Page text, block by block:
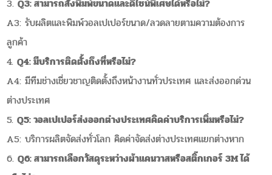
Q3: สามารถสั่งพิมพ์ขนาดและดีไซน์พิเศษได้หรือไม่?
A3: รับผลิตและพิมพ์วอลเปเปอร์ขนาด/ลวดลายตามความต้องการ
ลูกค้า
Q4: มีบริการติดตั้งถึงที่หรือไม่?
A4: มีทีมช่างเชี่ยวชาญติดตั้งถึงหน้างานทั่วประเทศ และส่งออกด่วน
ต่างประเทศ
Q5: วอลเปเปอร์ส่งออกต่างประเทศคิดค่าบริการเพิ่มหรือไม่?
A5: บริการผลิตจัดส่งทั่วโลก คิดค่าจัดส่งต่างประเทศแยกต่างหาก
Q6: สามารถเลือกวัสดุระหว่างผ้าแคนวาสหรือสติ๊กเกอร์ 3M ได้